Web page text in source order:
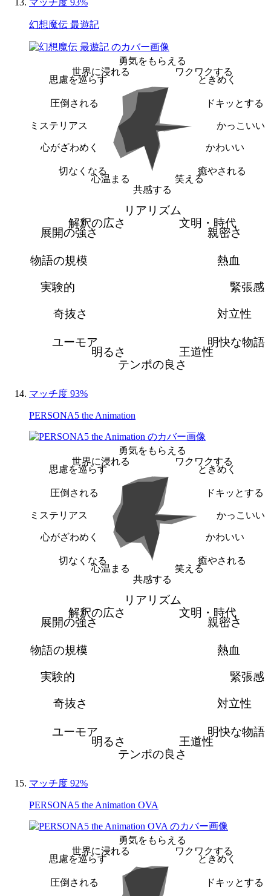
幻想魔伝 最遊記
勇気をもらえる
ワクワクする
ときめく
ドキッとする
かっこいい
かわいい
癒やされる
笑える
共感する
心温まる
切なくなる
心がざわめく
ミステリアス
圧倒される
思慮を巡らす
世界に浸れる
リアリズム
文明・時代
親密さ
熱血
緊張感
対立性
明快な物語
王道性
テンポの良さ
明るさ
ユーモア
奇抜さ
実験的
物語の規模
展開の強さ
解釈の広さ
マッチ度 93%
PERSONA5 the Animation
勇気をもらえる
ワクワクする
ときめく
ドキッとする
かっこいい
かわいい
癒やされる
笑える
共感する
心温まる
切なくなる
心がざわめく
ミステリアス
圧倒される
思慮を巡らす
世界に浸れる
リアリズム
文明・時代
親密さ
熱血
緊張感
対立性
明快な物語
王道性
テンポの良さ
明るさ
ユーモア
奇抜さ
実験的
物語の規模
展開の強さ
解釈の広さ
マッチ度 92%
PERSONA5 the Animation OVA
勇気をもらえる
ワクワクする
ときめく
ドキッとする
圧倒される
思慮を巡らす
世界に浸れる